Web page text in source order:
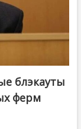
блэкауты
ферм